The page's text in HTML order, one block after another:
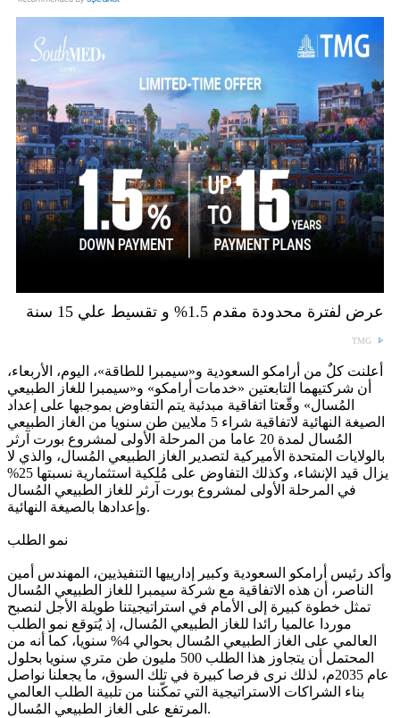
عرض لفترة محدودة مقدم 1.5% و تقسيط علي 15 سنة
TMG
أعلنت كلٌ من أرامكو السعودية و«سيمبرا للطاقة»، اليوم، الأربعاء،
أن شركتيهما التابعتين «خدمات أرامكو» و«سيمبرا للغاز الطبيعي
المُسال» وقّعتا اتفاقية مبدئية يتم التفاوض بموجبها على إعداد
الصيغة النهائية لاتفاقية شراء 5 ملايين طن سنويا من الغاز الطبيعي
المُسال لمدة 20 عاما من المرحلة الأولى لمشروع بورت آرثر
بالولايات المتحدة الأميركية لتصدير الغاز الطبيعي المُسال، والذي لا
يزال قيد الإنشاء، وكذلك التفاوض على مُلكية استثمارية نسبتها 25%
في المرحلة الأولى لمشروع بورت آرثر للغاز الطبيعي المُسال
وإعدادها بالصيغة النهائية.
نمو الطلب
وأكد رئيس أرامكو السعودية وكبير إدارييها التنفيذيين، المهندس أمين
الناصر، أن هذه الاتفاقية مع شركة سيمبرا للغاز الطبيعي المُسال
تمثل خطوة كبيرة إلى الأمام في استراتيجيتنا طويلة الأجل لنصبح
موردا عالميا رائدا للغاز الطبيعي المُسال، إذ يُتوقع نمو الطلب
العالمي على الغاز الطبيعي المُسال بحوالي 4% سنويا، كما أنه من
المحتمل أن يتجاوز هذا الطلب 500 مليون طن متري سنويا بحلول
عام 2035م، لذلك نرى فرصا كبيرة في تلك السوق، ما يجعلنا نواصل
بناء الشراكات الاستراتيجية التي تمكّننا من تلبية الطلب العالمي
المرتفع على الغاز الطبيعي المُسال.